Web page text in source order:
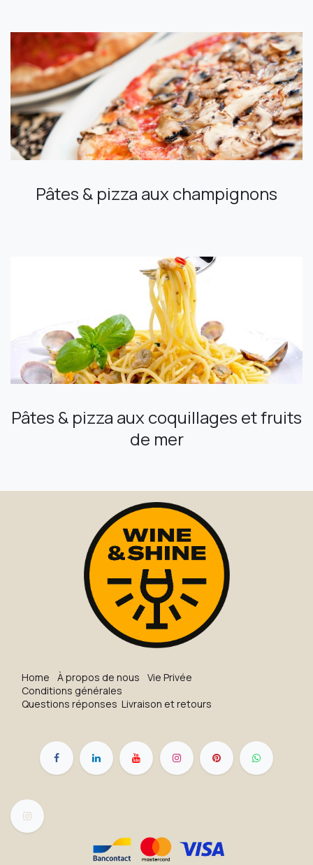
Pâtes & pizza aux champignons
Pâtes & pizza aux coquillages et fruits
de mer
H​o​me À propos de nous
Vie Privée
Conditions générales
Questions réponses Livraison et retours